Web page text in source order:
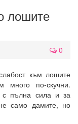
лошите
0
към лошите
по-скучни.
с пълна сила и за
само дамите, но